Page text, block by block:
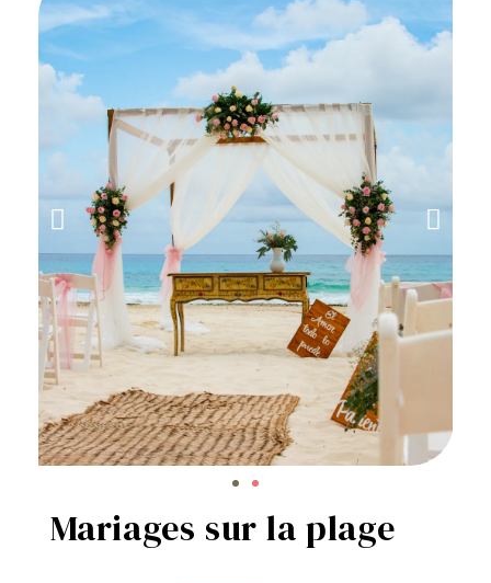
Mariages sur la plage